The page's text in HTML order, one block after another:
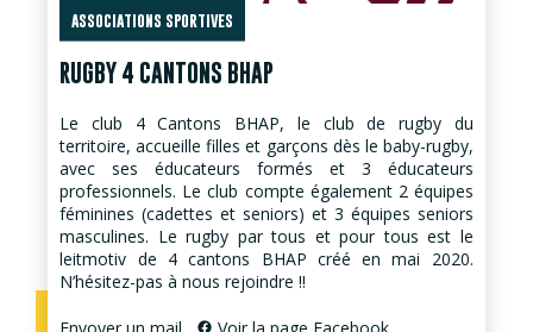
ASSOCIATIONS SPORTIVES
RUGBY 4 CANTONS BHAP
Le club 4 Cantons BHAP, le club de rugby du
territoire, accueille filles et garçons dès le baby-rugby,
avec ses éducateurs formés et 3 éducateurs
professionnels. Le club compte également 2 équipes
féminines (cadettes et seniors) et 3 équipes seniors
masculines. Le rugby par tous et pour tous est le
leitmotiv de 4 cantons BHAP créé en mai 2020.
N’hésitez-pas à nous rejoindre !!